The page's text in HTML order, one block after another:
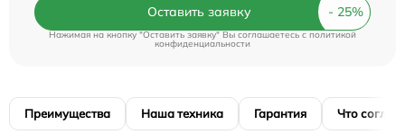
Оставить заявку
Нажимая на кнопку "Оставить заявку" Вы соглашаетесь cполитикой
конфиденциальности
Преимущества Наша техника Гарантия Что